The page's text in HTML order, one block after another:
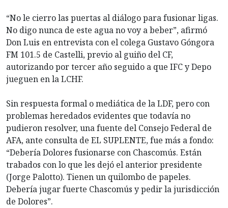
“No le cierro las puertas al diálogo para fusionar ligas.
No digo nunca de este agua no voy a beber”, afirmó
Don Luis en entrevista con el colega Gustavo Góngora
FM 101.5 de Castelli, previo al guiño del CF,
autorizando por tercer año seguido a que IFC y Depo
jueguen en la LCHF.
Sin respuesta formal o mediática de la LDF, pero con
problemas heredados evidentes que todavía no
pudieron resolver, una fuente del Consejo Federal de
AFA, ante consulta de EL SUPLENTE, fue más a fondo:
“Debería Dolores fusionarse con Chascomús. Están
trabados con lo que les dejó el anterior presidente
(Jorge Palotto). Tienen un quilombo de papeles.
Debería jugar fuerte Chascomús y pedir la jurisdicción
de Dolores”.